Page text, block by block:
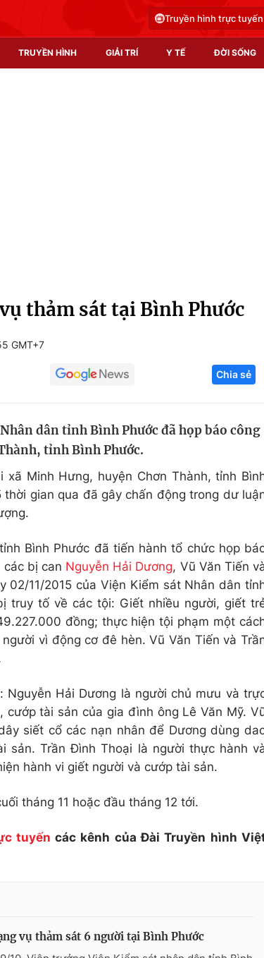
Truyền hình trực tuyến
TRUYỀN HÌNH GIẢI TRÍ Y TẾ ĐỜI SỐNG
Infographic
Học trực tuyến
Công nghệ
Sản phẩm
Tư vấn
thảm sát tại Bình Phước
GMT+7
Chia sẻ
dân tỉnh Bình Phước đã họp báo công
tỉnh Bình Phước.
Minh Hưng, huyện Chơn Thành, tỉnh
gian qua đã gây chấn động trong dư
Bình Phước đã tiến hành tổ chức họp
bị can Nguyễn Hải Dương, Vũ Văn Tiến
11/2015 của Viện Kiểm sát Nhân dân
truy tố về các tội: Giết nhiều người, giết
đồng; thực hiện tội phạm một
vì động cơ đê hèn. Vũ Văn Tiến và
Hải Dương là người chủ mưu và
tài sản của gia đình ông Lê Văn Mỹ.
siết cổ các nạn nhân để Dương dùng
sản. Trần Đình Thoại là người thực hành
hành vi giết người và cướp tài sản.
tháng 11 hoặc đầu tháng 12 tới.
tuyến các kênh của Đài Truyền hình
vụ thảm sát 6 người tại Bình Phước